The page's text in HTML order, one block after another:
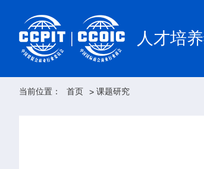
人才培
当前位置： 首页 > 课题研究